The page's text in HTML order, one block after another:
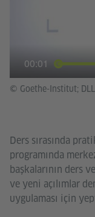
00:01
© Goethe-Institut; DLL
Ders sırasında
programında
başkalarının ders
ve yeni açılımlar
uygulaması için